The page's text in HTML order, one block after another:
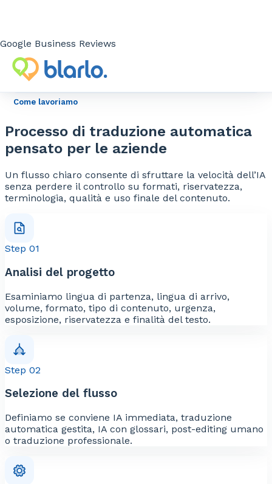
Google Business Reviews
Corsi interni, manuali, policy, onboarding, materiali
per team multilingue.
Come lavoriamo
Processo di traduzione automatica
pensato per le aziende
Un flusso chiaro consente di sfruttare la velocità dell’IA
senza perdere il controllo su formati, riservatezza,
terminologia, qualità e uso finale del contenuto.
Step 01
Analisi del progetto
Esaminiamo lingua di partenza, lingua di arrivo,
volume, formato, tipo di contenuto, urgenza,
esposizione, riservatezza e finalità del testo.
Step 02
Selezione del flusso
Definiamo se conviene IA immediata, traduzione
automatica gestita, IA con glossari, post-editing umano
o traduzione professionale.